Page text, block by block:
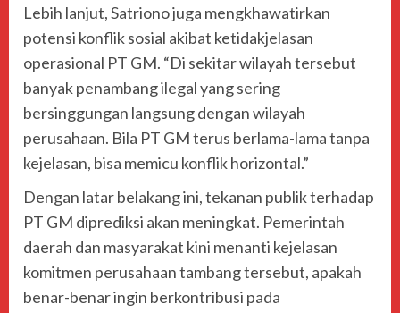
Lebih lanjut, Satriono juga mengkhawatirkan
potensi konflik sosial akibat ketidakjelasan
operasional PT GM. “Di sekitar wilayah tersebut
banyak penambang ilegal yang sering
bersinggungan langsung dengan wilayah
perusahaan. Bila PT GM terus berlama-lama tanpa
kejelasan, bisa memicu konflik horizontal.”
Dengan latar belakang ini, tekanan publik terhadap
PT GM diprediksi akan meningkat. Pemerintah
daerah dan masyarakat kini menanti kejelasan
komitmen perusahaan tambang tersebut, apakah
benar-benar ingin berkontribusi pada